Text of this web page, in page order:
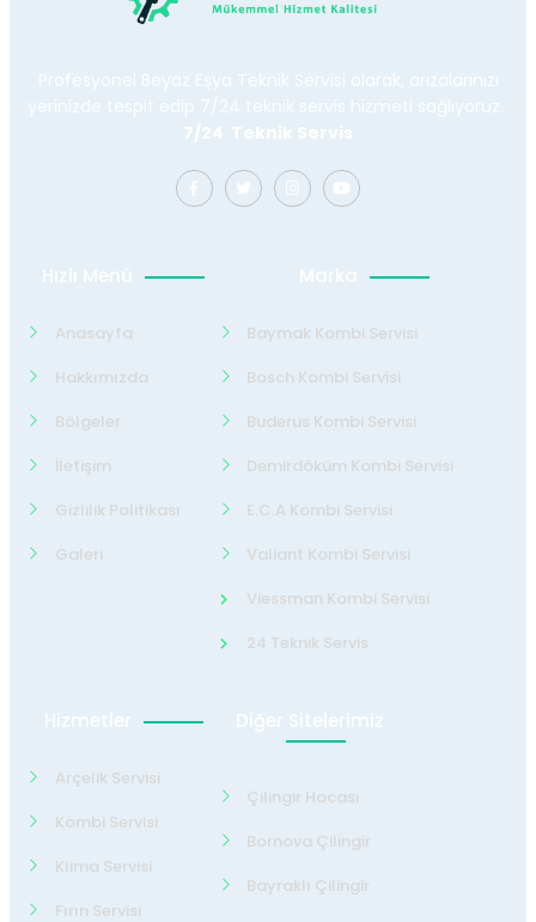
Profesyonel Beyaz Eşya Teknik Servisi olarak, arızalarınızı
yerinizde tespit edip 7/24 teknik servis hizmeti sağlıyoruz.
7/24 Teknik Servis
Hızlı Menü
Anasayfa
Hakkımızda
Bölgeler
İletişim
Gizlilik Politikası
Galeri
Marka
Baymak Kombi Servisi
Bosch Kombi Servisi
Buderus Kombi Servisi
Demirdöküm Kombi Servisi
E.C.A Kombi Servisi
Valiant Kombi Servisi
Viessman Kombi Servisi
24 Teknik Servis
Hizmetler
Arçelik Servisi
Kombi Servisi
Klima Servisi
Fırın Servisi
Diğer Sitelerimiz
Çilingir Hocası
Bornova Çilingir
Bayraklı Çilingir